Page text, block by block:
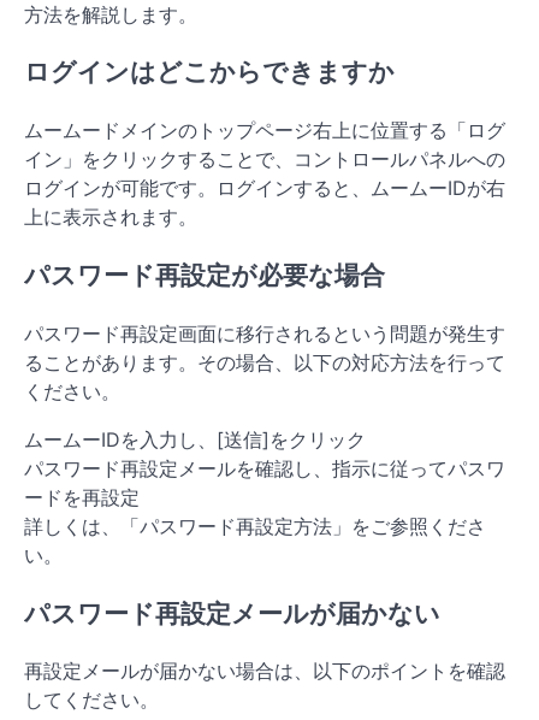
方法を解説します。
ログインはどこからできますか
ムームードメインのトップページ右上に位置する「ログ
イン」をクリックすることで、コントロールパネルへの
ログインが可能です。ログインすると、ムームーIDが右
上に表示されます。
パスワード再設定が必要な場合
パスワード再設定画面に移行されるという問題が発生す
ることがあります。その場合、以下の対応方法を行って
ください。
ムームーIDを入力し、[送信]をクリック
パスワード再設定メールを確認し、指示に従ってパスワ
ードを再設定
詳しくは、「パスワード再設定方法」をご参照くださ
い。
パスワード再設定メールが届かない
再設定メールが届かない場合は、以下のポイントを確認
してください。